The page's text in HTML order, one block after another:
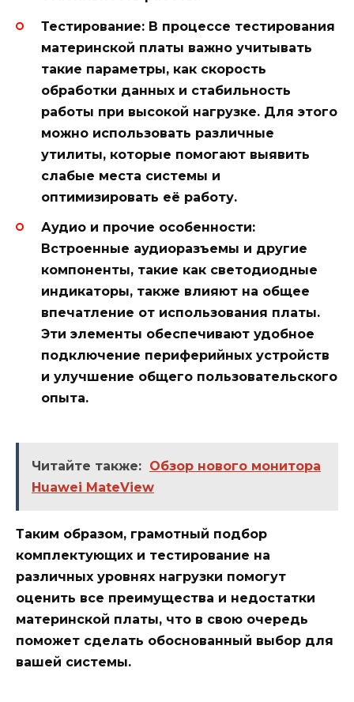
Тестирование: В процессе тестирования
материнской платы важно учитывать
такие параметры, как скорость
обработки данных и стабильность
работы при высокой нагрузке. Для этого
можно использовать различные
утилиты, которые помогают выявить
слабые места системы и
оптимизировать её работу.
Аудио и прочие особенности:
Встроенные аудиоразъемы и другие
компоненты, такие как светодиодные
индикаторы, также влияют на общее
впечатление от использования платы.
Эти элементы обеспечивают удобное
подключение периферийных устройств
и улучшение общего пользовательского
опыта.
Читайте также: Обзор нового монитора
Huawei MateView
Таким образом, грамотный подбор
комплектующих и тестирование на
различных уровнях нагрузки помогут
оценить все преимущества и недостатки
материнской платы, что в свою очередь
поможет сделать обоснованный выбор для
вашей системы.